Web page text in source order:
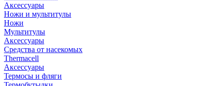
Аксессуары
Ножи и мультитулы
Ножи
Мультитулы
Аксессуары
Средства от насекомых
Thermacell
Аксессуары
Термосы и фляги